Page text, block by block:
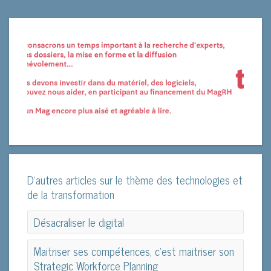
D'autres articles sur le thème des technologies et
de la transformation
Désacraliser le digital
Désacraliser le digital
Maitriser ses compétences, c'est maitriser son
Strategic Workforce Planning